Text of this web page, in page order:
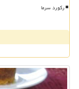
رکورد سرما